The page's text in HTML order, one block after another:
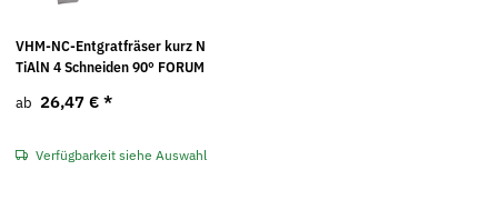
VHM-NC-Entgratfräser kurz N
TiAlN 4 Schneiden 90° FORUM
ab 26,47 € *
Verfügbarkeit siehe Auswahl